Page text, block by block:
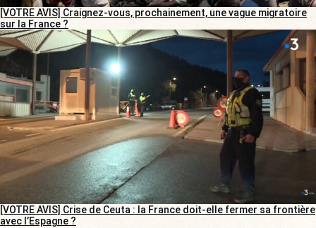
[VOTRE AVIS] Craignez-vous, prochainement, une vague migratoire
sur la France ?
[VOTRE AVIS] Crise de Ceuta : la France doit-elle fermer sa frontière
avec l’Espagne ?